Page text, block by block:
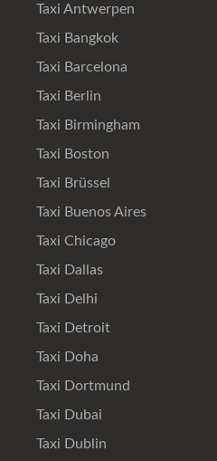
Taxi Antwerpen
Taxi Bangkok
Taxi Barcelona
Taxi Berlin
Taxi Birmingham
Taxi Boston
Taxi Brüssel
Taxi Buenos Aires
Taxi Chicago
Taxi Dallas
Taxi Delhi
Taxi Detroit
Taxi Doha
Taxi Dortmund
Taxi Dubai
Taxi Dublin